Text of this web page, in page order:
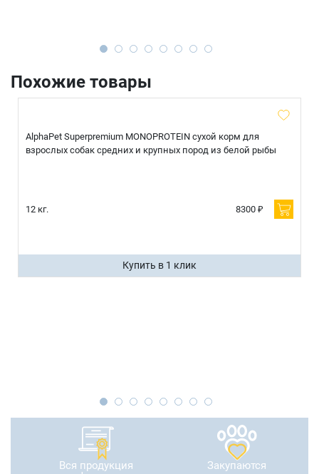
Похожие товары
AlphaPet Superpremium MONOPROTEIN сухой корм для
взрослых собак средних и крупных пород из белой рыбы
12 кг. 8300 ₽
Купить в 1 клик
Вся продукция
Закупаются